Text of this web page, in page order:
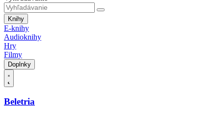
Knihy
E-knihy
Audioknihy
Hry
Filmy
Doplnky
Beletria